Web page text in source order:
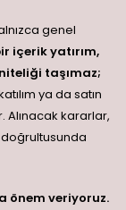
genel
içerik yatırım,
taşımaz;
ya da satın
kararlar,
önem veriyoruz.